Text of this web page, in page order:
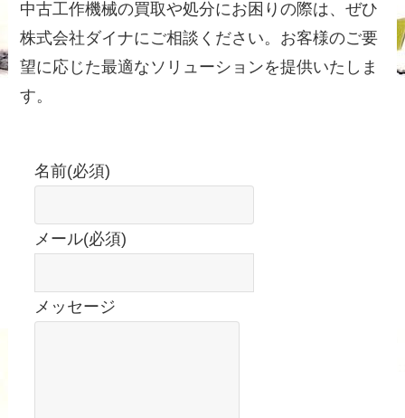
中古工作機械の買取や処分にお困りの際は、ぜひ
株式会社ダイナにご相談ください。お客様のご要
望に応じた最適なソリューションを提供いたしま
す。
名前(必須)
メール(必須)
メッセージ